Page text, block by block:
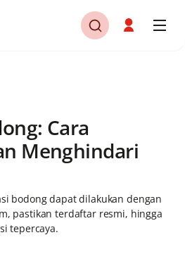
Cara
Menghindari
bodong dapat dilakukan dengan
pastikan terdaftar resmi, hingga
tepercaya.